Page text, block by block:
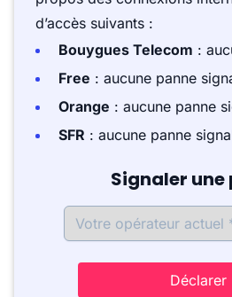
d’accès suivants :
Bouygues Telecom :
Free : aucune panne
Orange : aucune panne
SFR : aucune panne
Signaler une
Déclarer